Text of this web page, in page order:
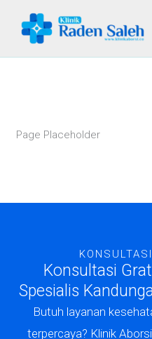
konten
Page Placeholder
Konsultasi
Spesialis
Butuh layanan
terpercaya? Klinik